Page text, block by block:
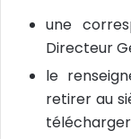
une
Directeur
le
retirer au